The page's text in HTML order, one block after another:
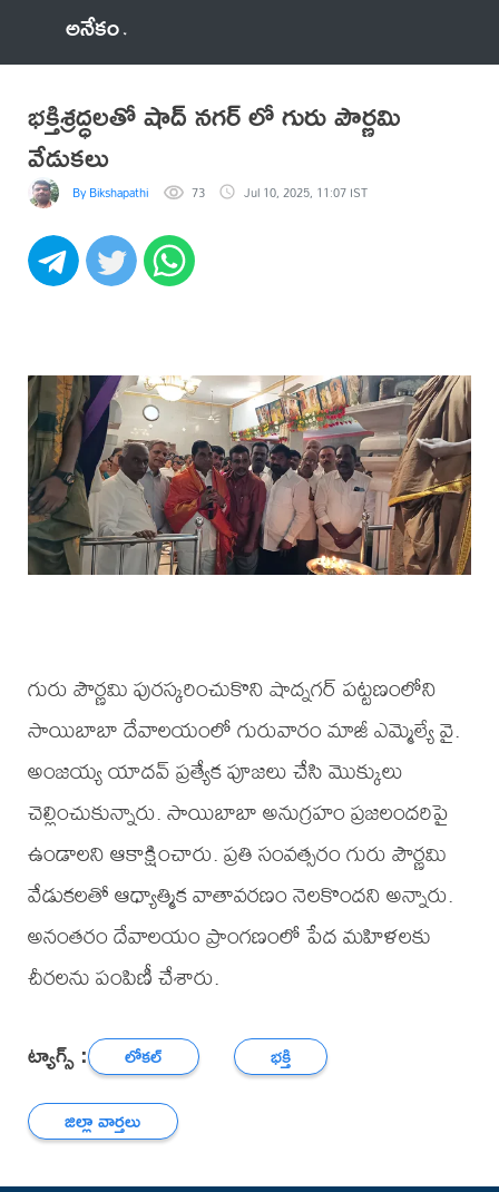
అనేకం
భక్తిశ్రద్ధలతో షాద్ నగర్ లో గురు పౌర్ణమి
వేడుకలు
By Bikshapathi 73 Jul 10, 2025, 11:07 IST
గురు పౌర్ణమి పురస్కరించుకొని షాద్నగర్ పట్టణంలోని
సాయిబాబా దేవాలయంలో గురువారం మాజీ ఎమ్మెల్యే వై.
అంజయ్య యాదవ్ ప్రత్యేక పూజలు చేసి మొక్కులు
చెల్లించుకున్నారు. సాయిబాబా అనుగ్రహం ప్రజలందరిపై
ఉండాలని ఆకాక్షించారు. ప్రతి సంవత్సరం గురు పౌర్ణమి
వేడుకలతో ఆధ్యాత్మిక వాతావరణం నెలకొందని అన్నారు.
అనంతరం దేవాలయం ప్రాంగణంలో పేద మహిళలకు
చీరలను పంపిణీ చేశారు.
ట్యాగ్స్ : లోకల్
భక్తి
జిల్లా వార్తలు